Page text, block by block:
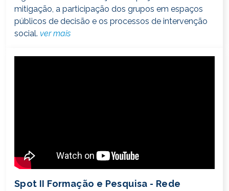
mitigação, a participação dos grupos em espaços
públicos de decisão e os processos de intervenção
social. ver mais
Spot II Formação e Pesquisa - Rede